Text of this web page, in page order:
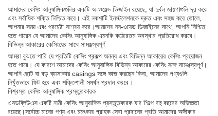
আমাদের কেসিং আনুষাঙ্গিকগুলির একটি অ-ওয়েল্ড ডিজাইন রয়েছে, যা দুর্বল জায়গাগুলি দূর করে
এবং সর্বাধিক শক্তি নিশ্চিত করে। এই নকশাটি ইনস্টলেশনকে দ্রুত এবং সহজ করে তোলে,
আপনার সময় এবং প্রচেষ্টা সাশ্রয় করে।আমাদের নন-ওয়েড ডিজাইনের সাথে, আপনি নিশ্চিত
হতে পারেন যে আমাদের কেসিং আনুষাঙ্গিক এমনকি কঠোরতম অবস্থার প্রতিরোধ করবে।
বিভিন্ন আকারের কেসিংয়ের সাথে সামঞ্জস্যপূর্ণ
আমরা বুঝতে পারি যে প্রতিটি কেসিং প্রকল্প অনন্য এবং বিভিন্ন আকারের কেসিং প্রয়োজন
হতে পারে। যে কারণে আমাদের কেসিং আনুষাঙ্গিক বিভিন্ন আকারের কেসিং সঙ্গে সামঞ্জস্যপূর্ণ।
আপনি ছোট বা বড় ব্যাসাকার casings সঙ্গে কাজ করছেন কিনা, আমাদের পণ্যগুলি
নিখুঁতভাবে ফিট হবে এবং শক্তিশালী সমর্থন প্রদান করবে।
বিশ্বস্ত কেসিং আনুষাঙ্গিক প্রস্তুতকারক
এসডব্লিউএস একটি নামী কেসিং আনুষাঙ্গিক প্রস্তুতকারক যার শিল্পে বহু বছরের অভিজ্ঞতা
রয়েছে।সর্বোচ্চ মানের পণ্য এবং চমৎকার গ্রাহক সেবা প্রদানের প্রতি আমাদের অঙ্গীকার